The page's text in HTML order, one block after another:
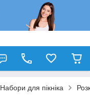
Набори для пікніка